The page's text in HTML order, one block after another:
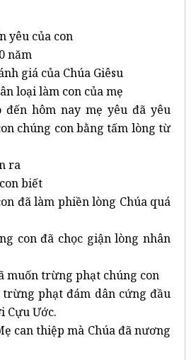
yêu của con
năm
giá của Chúa Giêsu
loại làm con của mẹ
đến hôm nay mẹ yêu đã yêu
chúng con bằng tấm lòng từ
ra
biết
đã làm phiền lòng Chúa quá
con đã chọc giận lòng nhân
muốn trừng phạt chúng con
phạt đám dân cứng đầu
Cựu Ước.
can thiệp mà Chúa đã nương